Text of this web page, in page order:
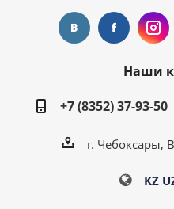
Наши
+7 (8352) 37-93-50
г. Чебоксары,
KZ